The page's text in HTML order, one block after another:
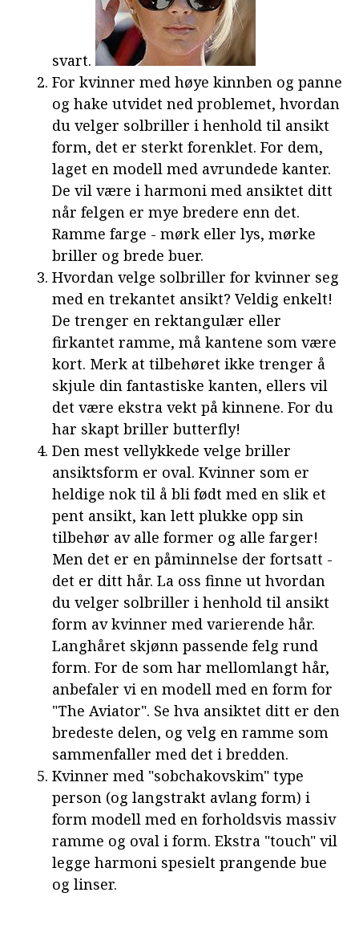
svart.
For kvinner med høye kinnben og panne
og hake utvidet ned problemet, hvordan
du velger solbriller i henhold til ansikt
form, det er sterkt forenklet. For dem,
laget en modell med avrundede kanter.
De vil være i harmoni med ansiktet ditt
når felgen er mye bredere enn det.
Ramme farge - mørk eller lys, mørke
briller og brede buer.
Hvordan velge solbriller for kvinner seg
med en trekantet ansikt? Veldig enkelt!
De trenger en rektangulær eller
firkantet ramme, må kantene som være
kort. Merk at tilbehøret ikke trenger å
skjule din fantastiske kanten, ellers vil
det være ekstra vekt på kinnene. For du
har skapt briller butterfly!
Den mest vellykkede velge briller
ansiktsform er oval. Kvinner som er
heldige nok til å bli født med en slik et
pent ansikt, kan lett plukke opp sin
tilbehør av alle former og alle farger!
Men det er en påminnelse der fortsatt -
det er ditt hår. La oss finne ut hvordan
du velger solbriller i henhold til ansikt
form av kvinner med varierende hår.
Langhåret skjønn passende felg rund
form. For de som har mellomlangt hår,
anbefaler vi en modell med en form for
"The Aviator". Se hva ansiktet ditt er den
bredeste delen, og velg en ramme som
sammenfaller med det i bredden.
Kvinner med "sobchakovskim" type
person (og langstrakt avlang form) i
form modell med en forholdsvis massiv
ramme og oval i form. Ekstra "touch" vil
legge harmoni spesielt prangende bue
og linser.